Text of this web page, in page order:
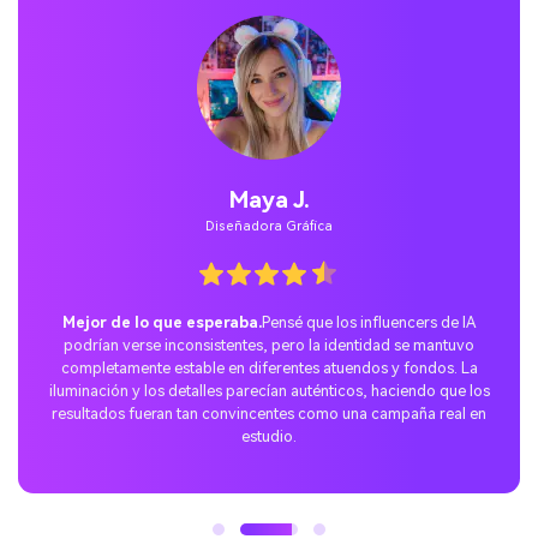
Jordan P.
Usuario ocasional
Sorpresa perfecta para TikTok.Me uní a la tendencia de
escenas de influencers de IA con un prompt de “ropa urbana en
Tokio” y compartí el resultado en TikTok. Las reacciones fueron
increíbles—la gente adoró lo realista que se veía el fondo de la
ciudad y los detalles de la moda, y la publicación se volvió viral
rápidamente entre mis seguidores.